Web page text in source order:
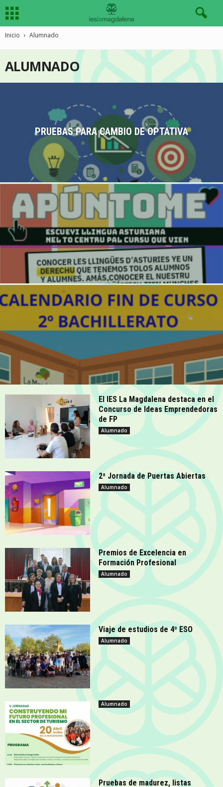
Inicio Alumnado
ALUMNADO
PRUEBAS PARA CAMBIO DE OPTATIVA
El IES La Magdalena destaca en el
Concurso de Ideas Emprendedoras
de FP
Alumnado
2ª Jornada de Puertas Abiertas
Alumnado
Premios de Excelencia en
Formación Profesional
Alumnado
Viaje de estudios de 4º ESO
Alumnado
Alumnado
Pruebas de madurez, listas